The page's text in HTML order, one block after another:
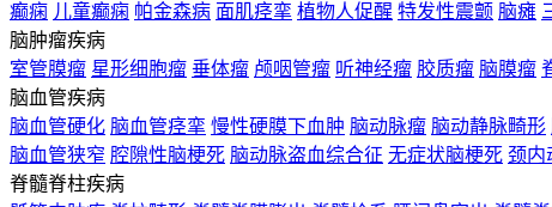
癫痫 儿童癫痫 帕金森病 面肌痉挛 植物人促醒 特发性震颤 脑瘫
脑肿瘤疾病
室管膜瘤 星形细胞瘤 垂体瘤 颅咽管瘤 听神经瘤 胶质瘤 脑膜瘤
脑血管疾病
脑血管硬化 脑血管痉挛 慢性硬膜下血肿 脑动脉瘤 脑动静脉畸形
脑血管狭窄 腔隙性脑梗死 脑动脉盗血综合征 无症状脑梗死 颈内
脊髓脊柱疾病